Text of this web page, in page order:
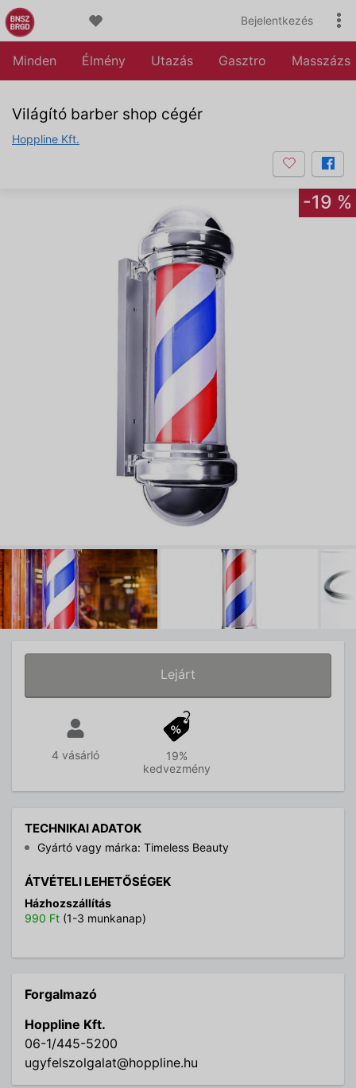
Bejelentkezés
Minden Élmény Utazás Gasztro Masszázs
Világító barber shop cégér
Hoppline Kft.
-19 %
Lejárt
4 vásárló
19%
kedvezmény
TECHNIKAI ADATOK
Gyártó vagy márka: Timeless Beauty
ÁTVÉTELI LEHETŐSÉGEK
Házhozszállítás
990 Ft (1-3 munkanap)
Forgalmazó
Hoppline Kft.
06-1/445-5200
ugyfelszolgalat@hoppline.hu